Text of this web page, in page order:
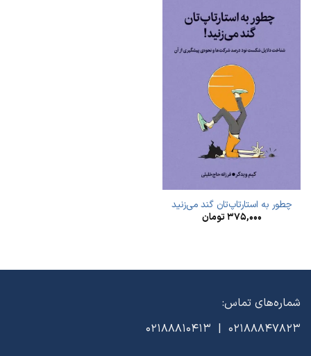
چطور به استارتاپ‌تان گند می‌زنید
۳۷۵,۰۰۰تومان
شماره‌های تماس:
02188847823 | 02188810413